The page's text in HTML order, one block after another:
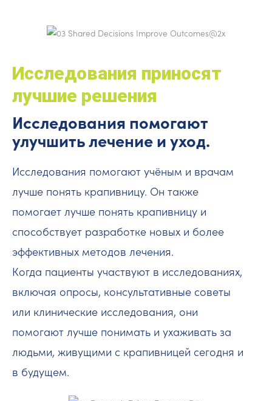
Исследования приносят
лучшие решения
Исследования помогают
улучшить лечение и уход.
Исследования помогают учёным и врачам
лучше понять крапивницу. Он также
помогает лучше понять крапивницу и
способствует разработке новых и более
эффективных методов лечения.
Когда пациенты участвуют в исследованиях,
включая опросы, консультативные советы
или клинические исследования, они
помогают лучше понимать и ухаживать за
людьми, живущими с крапивницей сегодня и
в будущем.